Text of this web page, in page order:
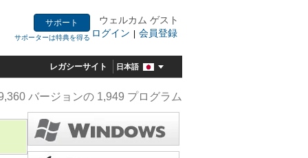
サポート
サポーターは特典を得る
ウェルカム ゲスト
ログイン | 会員登録
レガシーサイト 日本語
バージョンの 1,949 プログラム